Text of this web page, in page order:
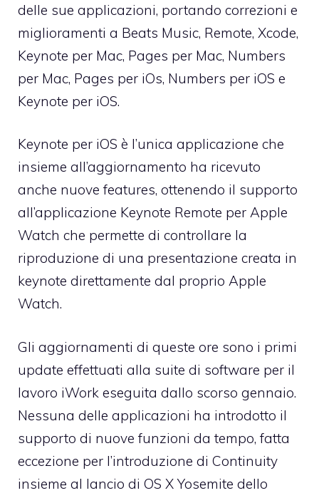
delle sue applicazioni, portando correzioni e
miglioramenti a Beats Music, Remote, Xcode,
Keynote per Mac, Pages per Mac, Numbers
per Mac, Pages per iOs, Numbers per iOS e
Keynote per iOS.
Keynote per iOS è l’unica applicazione che
insieme all’aggiornamento ha ricevuto
anche nuove features, ottenendo il supporto
all’applicazione Keynote Remote per Apple
Watch che permette di controllare la
riproduzione di una presentazione creata in
keynote direttamente dal proprio Apple
Watch.
Gli aggiornamenti di queste ore sono i primi
update effettuati alla suite di software per il
lavoro iWork eseguita dallo scorso gennaio.
Nessuna delle applicazioni ha introdotto il
supporto di nuove funzioni da tempo, fatta
eccezione per l’introduzione di Continuity
insieme al lancio di OS X Yosemite dello